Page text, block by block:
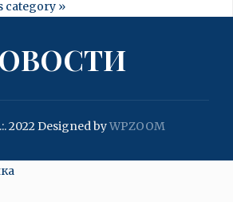
category »
2022Designed byWPZOOM